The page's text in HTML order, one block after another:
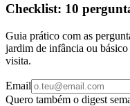
Checklist: 10
Guia prático com as
jardim de infância ou
visita.
Email
Quero também o digest